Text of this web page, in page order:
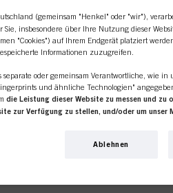
sich
(gemeinsam "Henkel" oder "wir"),
insbesondere über Ihre Nutzung dieser
"Cookies") auf Ihrem Endgerät platziert
Informationen zuzugreifen.
oder gemeinsam Verantwortliche, wie in
und ähnliche Technologien"
die Leistung dieser Website zu messen und zu
zur Verfügung zu stellen, und/oder um unser
über Sie erstellen, die mit Daten angereichert
Ablehnen